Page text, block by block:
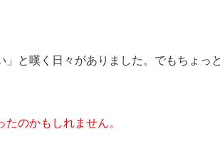
と嘆く日々がありました。でもちょっ
のかもしれません。